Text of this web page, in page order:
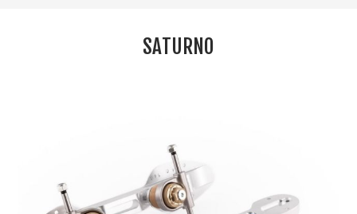
SATURNO